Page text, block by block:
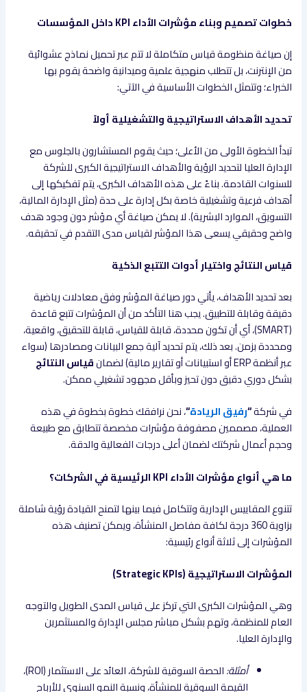
خطوات تصميم وبناء مؤشرات الأداء KPI داخل المؤسسات
إن صياغة منظومة قياس متكاملة لا تتم عبر تحميل نماذج عشوائية
من الإنترنت، بل تتطلب منهجية علمية وميدانية واضحة يقوم بها
الخبراء؛ وتتمثل الخطوات الأساسية في الآتي:
تحديد الأهداف الاستراتيجية والتشغيلية أولاً
تبدأ الخطوة الأولى من الأعلى؛ حيث يقوم المستشارون بالجلوس مع
الإدارة العليا لتحديد الرؤية والأهداف الاستراتيجية الكبرى للشركة
للسنوات القادمة. بناءً على هذه الأهداف الكبرى، يتم تفكيكها إلى
أهداف فرعية وتشغيلية خاصة بكل إدارة على حدة (مثل الإدارة المالية،
التسويق، الموارد البشرية). لا يمكن صياغة أي مؤشر دون وجود هدف
واضح وحقيقي يسعى هذا المؤشر لقياس مدى التقدم في تحقيقه.
قياس النتائج واختيار أدوات التتبع الذكية
بعد تحديد الأهداف، يأتي دور صياغة المؤشر وفق معادلات رياضية
دقيقة وقابلة للتطبيق. يجب هنا التأكد من أن المؤشرات تتبع قاعدة
(SMART)، أي أن تكون محددة، قابلة للقياس، قابلة للتحقيق، واقعية،
ومحددة بزمن. بعد ذلك، يتم تحديد آلية جمع البيانات ومصادرها (سواء
عبر أنظمة ERP أو استبيانات أو تقارير مالية) لضمان
قياس النتائج
بشكل دوري دقيق دون تحيز وبأقل مجهود تشغيلي ممكن.
في شركة“رفيق الريادة“، نحن نرافقك خطوة بخطوة في هذه
العملية، مصممين مصفوفة مؤشرات مخصصة تتطابق مع طبيعة
وحجم أعمال شركتك لضمان أعلى درجات الفعالية والدقة.
ما هي أنواع مؤشرات الأداء KPI الرئيسية في الشركات؟
تتنوع المقاييس الإدارية وتتكامل فيما بينها لتمنح القيادة رؤية شاملة
بزاوية 360 درجة لكافة مفاصل المنشأة، ويمكن تصنيف هذه
المؤشرات إلى ثلاثة أنواع رئيسية:
المؤشرات الاستراتيجية (Strategic KPIs)
وهي المؤشرات الكبرى التي تركز على قياس المدى الطويل والتوجه
العام للمنظمة، وتهم بشكل مباشر مجلس الإدارة والمستثمرين
والإدارة العليا.
أمثلة:
الحصة السوقية للشركة، العائد على الاستثمار (ROI)،
القيمة السوقية للمنشأة، ونسبة النمو السنوي للأرباح